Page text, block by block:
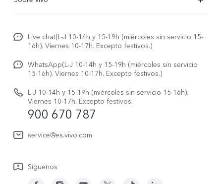
X300
V70 5G
V70 FE
Y31 5G
Autenticación de IMEI
Gestión de reparaciones
Manual de usuario
Actualización de sistema
Actualizar registro
Instrucciones de Garantía
Netiqueta vivo
Avisos legales
Acerca de nosotros
Sostenibilidad
Centro de privacidad de vivo
Live chat(L-J 10-14h y 15-19h (miércoles sin servicio 15-
16h). Viernes 10-17h. Excepto festivos.)
WhatsApp(L-J 10-14h y 15-19h (miércoles sin servicio
15-16h). Viernes 10-17h. Excepto festivos.)
L-J 10-14h y 15-19h (miércoles sin servicio 15-16h).
Viernes 10-17h. Excepto festivos.
900 670 787
service@es.vivo.com
Síguenos